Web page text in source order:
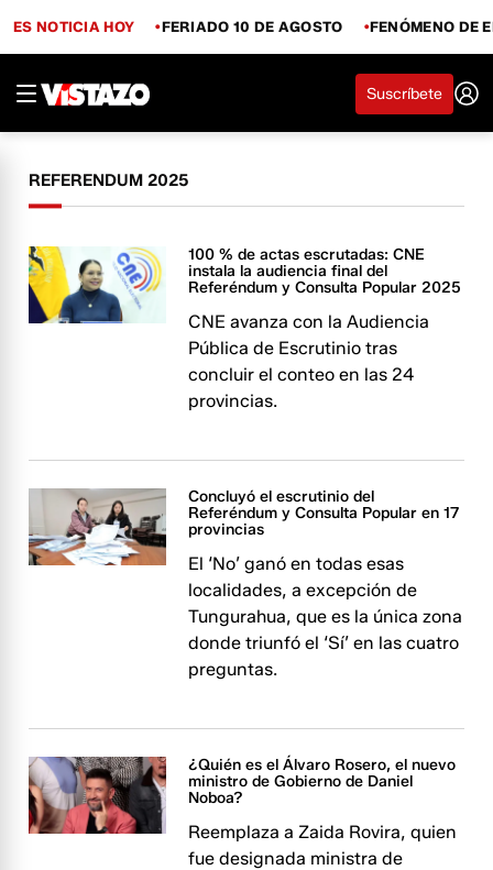
ES NOTICIA HOY FERIADO 10 DE AGOSTO FENÓMENO DE
Suscríbete
REFERENDUM 2025
100 % de actas escrutadas: CNE
instala la audiencia final del
Referéndum y Consulta Popular 2025
CNE avanza con la Audiencia
Pública de Escrutinio tras
concluir el conteo en las 24
provincias.
Concluyó el escrutinio del
Referéndum y Consulta Popular en 17
provincias
El ‘No’ ganó en todas esas
localidades, a excepción de
Tungurahua, que es la única zona
donde triunfó el ‘Sí’ en las cuatro
preguntas.
¿Quién es el Álvaro Rosero, el nuevo
ministro de Gobierno de Daniel
Noboa?
Reemplaza a Zaida Rovira, quien
fue designada ministra de